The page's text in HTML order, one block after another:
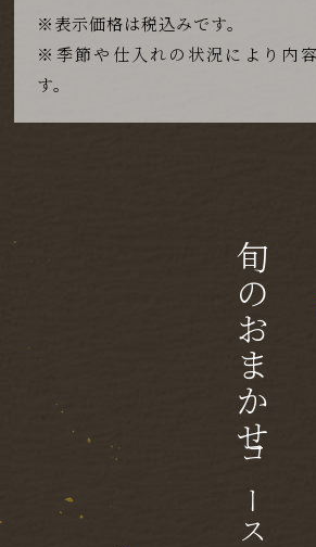
※表示価格は税込みです。
※季節や仕入れの状況により内
す。
旬のおまかせ
コース